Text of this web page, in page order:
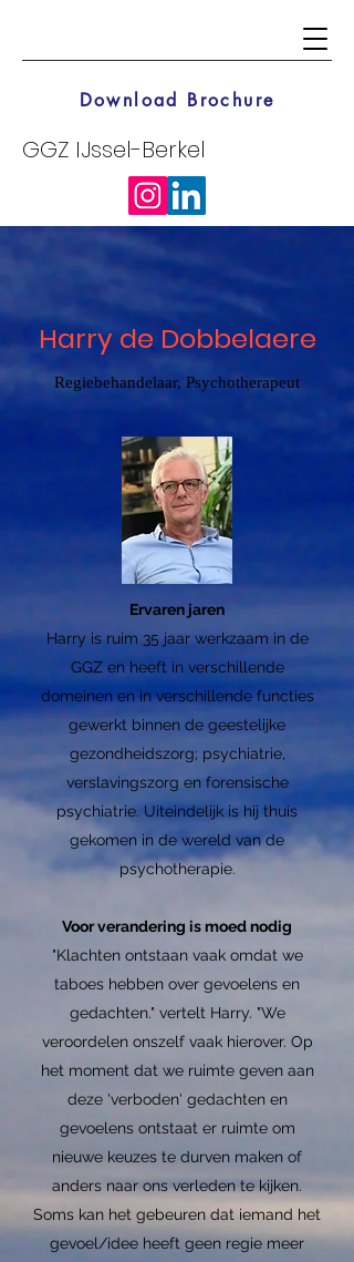
GGZ IJssel-Berkel
Download Brochure
Harry de Dobbelaere
Regiebehandelaar, Psychotherapeut
Ervaren jaren
Harry is ruim 35 jaar werkzaam in de
GGZ en heeft in verschillende
domeinen en in verschillende functies
gewerkt binnen de geestelijke
gezondheidszorg; psychiatrie,
verslavingszorg en forensische
psychiatrie. Uiteindelijk is hij thuis
gekomen in de wereld van de
psychotherapie.
Voor verandering is moed nodig
"Klachten ontstaan vaak omdat we
taboes hebben over gevoelens en
gedachten." vertelt Harry. "We
veroordelen onszelf vaak hierover. Op
het moment dat we ruimte geven aan
deze 'verboden' gedachten en
gevoelens ontstaat er ruimte om
nieuwe keuzes te durven maken of
anders naar ons verleden te kijken.
Soms kan het gebeuren dat iemand het
gevoel/idee heeft geen regie meer